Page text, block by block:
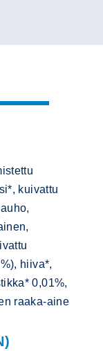
kuivattu
hiiva*,
0,01%,
raaka-aine